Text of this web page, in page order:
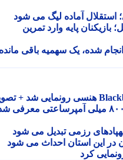
آماده لیگ می شود
پایه وارد تمرین
۷ خرید انجام شده، یک سهمیه باقی مانده
گوشی M8 Power پوکو با باتری ۸۰۰۰ میلی آمپرساعتی معرفی شد
رزمی تبدیل می شود
این استان احداث می شود